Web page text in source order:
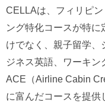
CELLAは、フィリピ
ング特化コースが特
けでなく、親子留学
ジネス英語、ワーキン
ACE（Airline Cabin
に富んだコースを提供